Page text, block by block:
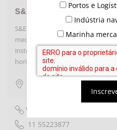
Portos e
Indústria
Marinha
S&E Instrumentos de
S&E Instrumentos - fabricante
medir a velocidade do vento,
instrumentos de medição,
horímetros, tacômetros,
Website
11 55223877